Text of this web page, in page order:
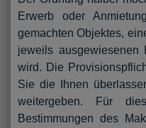
Erwerb oder
gemachten Objektes,
jeweils
wird. Die
Sie die Ihnen
weitergeben. Für
Bestimmungen des